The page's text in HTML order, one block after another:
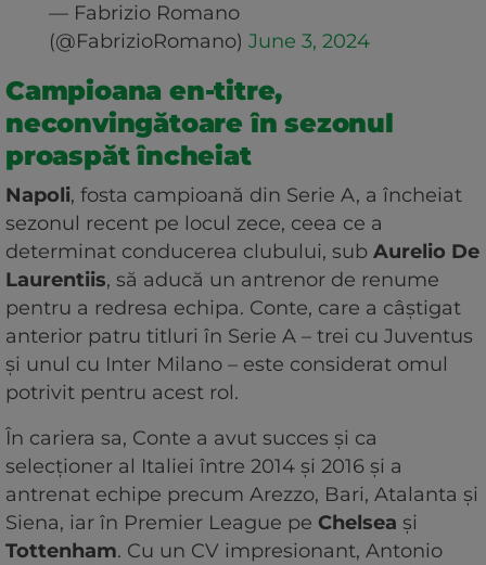
— Fabrizio Romano
(@FabrizioRomano) June 3, 2024
Campioana en-titre,
neconvingătoare în sezonul
proaspăt încheiat
Napoli, fosta campioană din Serie A, a încheiat
sezonul recent pe locul zece, ceea ce a
determinat conducerea clubului, sub Aurelio De
Laurentiis, să aducă un antrenor de renume
pentru a redresa echipa. Conte, care a câștigat
anterior patru titluri în Serie A – trei cu Juventus
și unul cu Inter Milano – este considerat omul
potrivit pentru acest rol.
În cariera sa, Conte a avut succes și ca
selecționer al Italiei între 2014 și 2016 și a
antrenat echipe precum Arezzo, Bari, Atalanta și
Siena, iar în Premier League pe Chelsea și
Tottenham. Cu un CV impresionant, Antonio